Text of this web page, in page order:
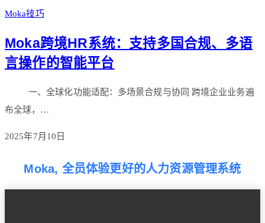
Moka技巧
Moka跨境HR系统：支持多国合规、多语
言操作的智能平台
一、全球化功能适配：多场景合规与协同 跨境企业业务遍
布全球，…
2025年7月10日
Moka, 全员体验更好的人力资源管理系统